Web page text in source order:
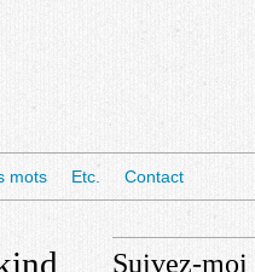
mots Etc. Contact
Suivez-moi